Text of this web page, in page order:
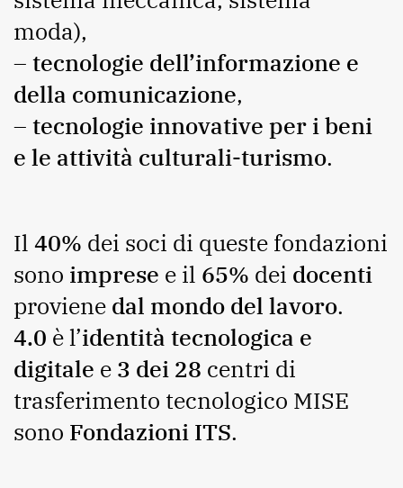
moda),
– tecnologie dell’informazione e
della comunicazione,
– tecnologie innovative per i beni
e le attività culturali-turismo.
Il 40% dei soci di queste fondazioni
sono imprese e il 65% dei docenti
proviene dal mondo del lavoro.
4.0 è l’identità tecnologica e
digitale e 3 dei 28 centri di
trasferimento tecnologico MISE
sono Fondazioni ITS.